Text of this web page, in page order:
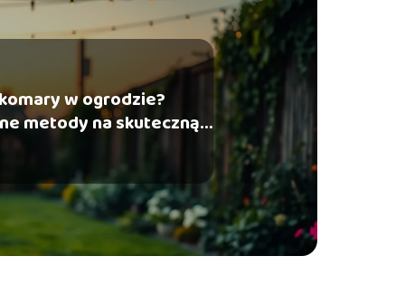
w ogrodzie?
metody na skuteczną